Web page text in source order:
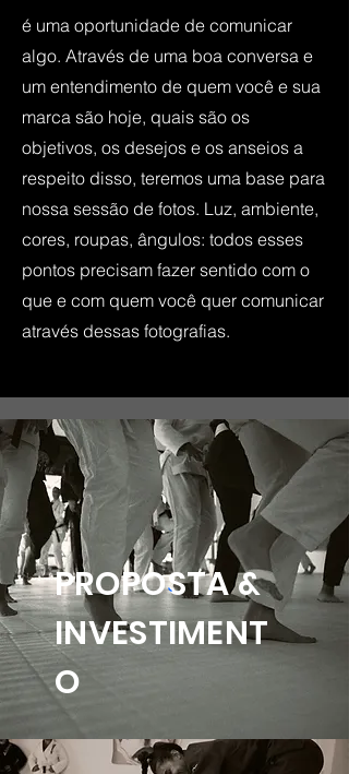
é uma oportunidade de comunicar
algo. Através de uma boa conversa e
um entendimento de quem você e sua
marca são hoje, quais são os
objetivos, os desejos e os anseios a
respeito disso, teremos uma base para
nossa sessão de fotos. Luz, ambiente,
cores, roupas, ângulos: todos esses
pontos precisam fazer sentido com o
que e com quem você quer comunicar
através dessas fotografias.
PROPOSTA &
INVESTIMENT
O